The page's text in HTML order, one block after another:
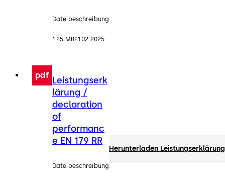
Dateibeschreibung
1.25 MB21.02.2025
pdf Leistungserk
lärung /
declaration
of
performanc
e EN 179 RR
Dateibeschreibung
Herunterladen